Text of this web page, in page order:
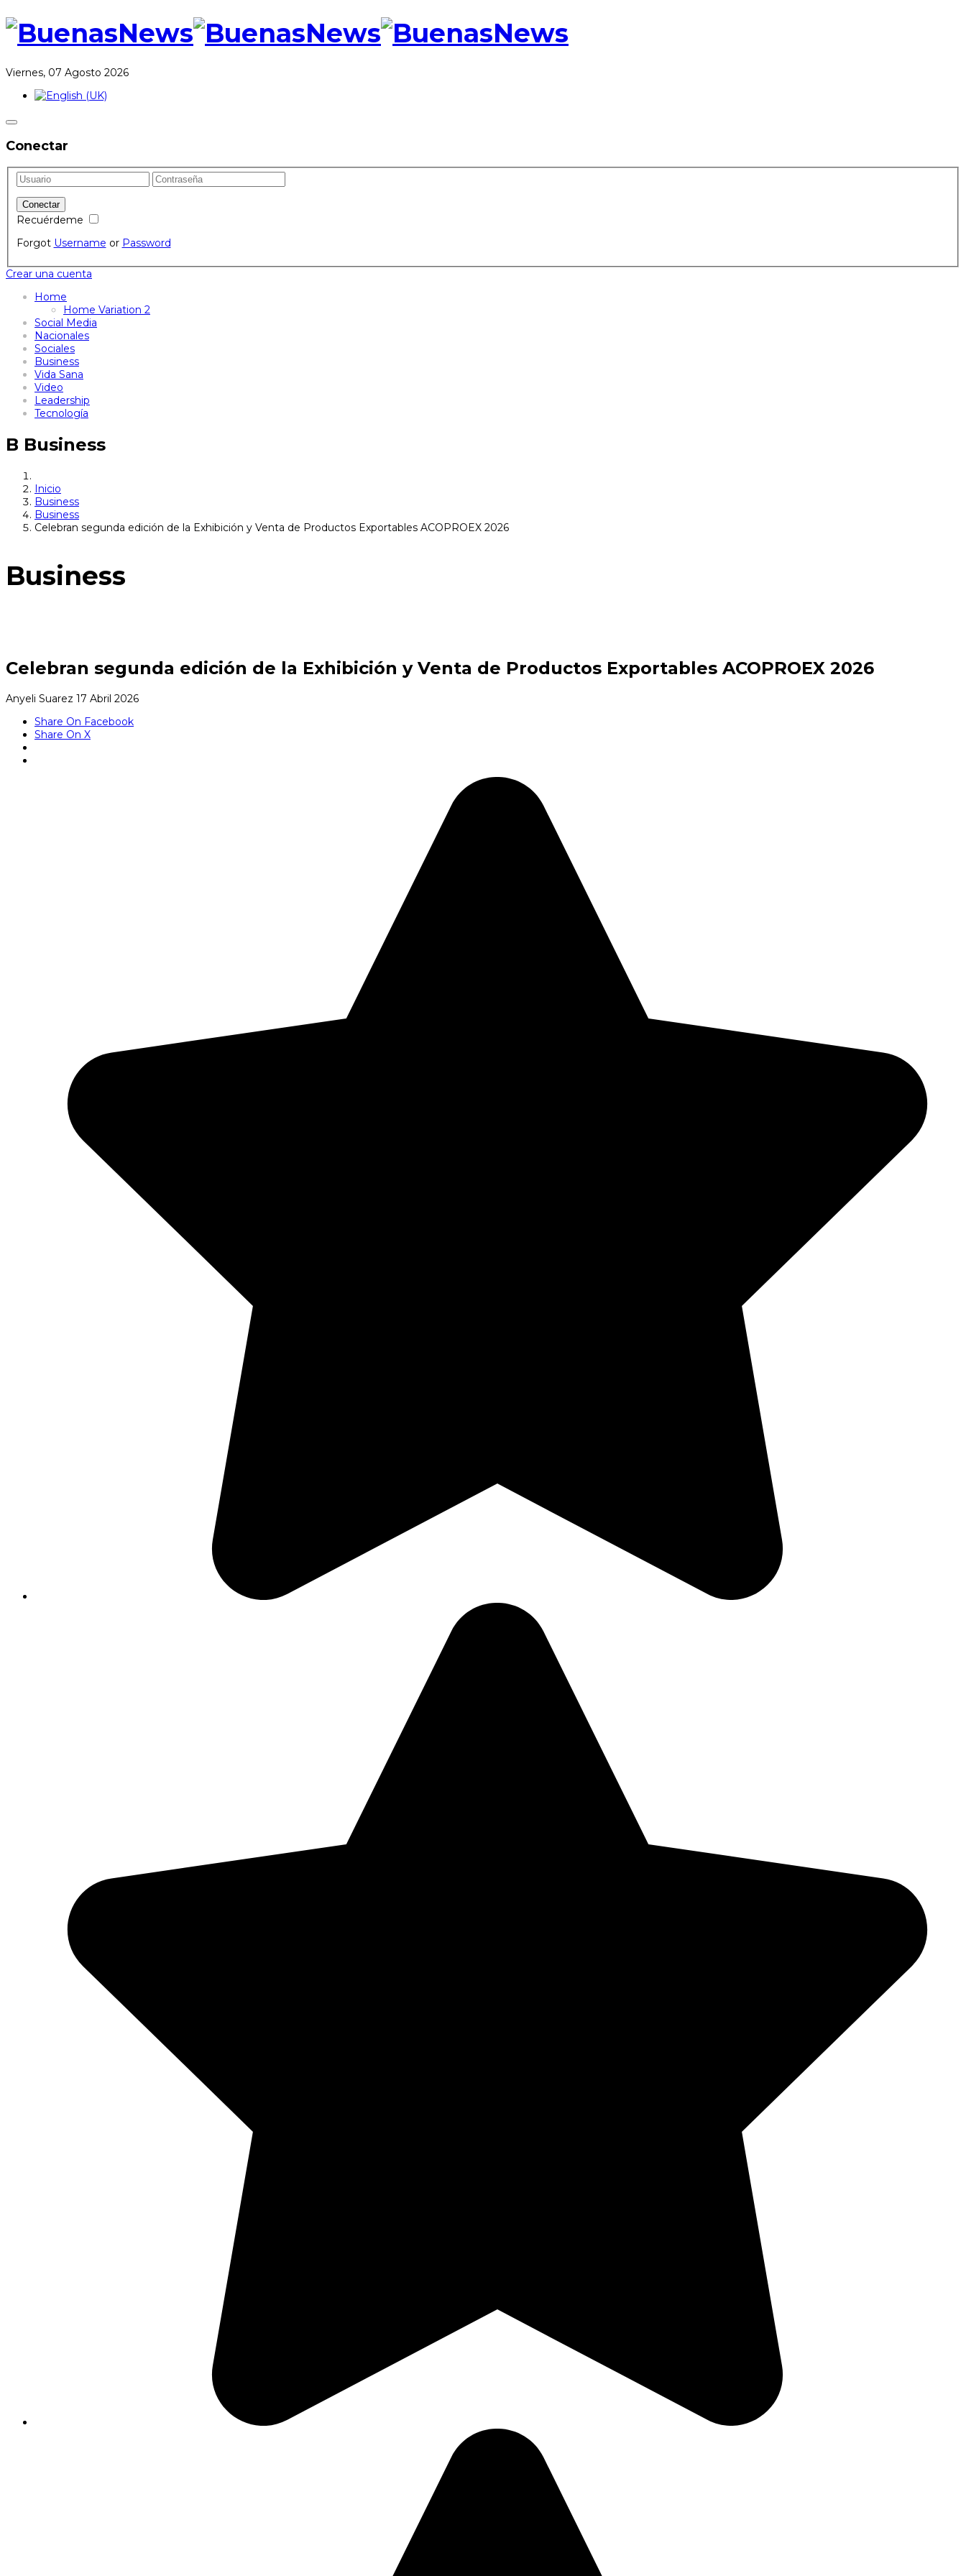
Viernes, 07 Agosto 2026
Conectar
Recuérdeme
Forgot Username or Password
Crear una cuenta
Home
Home Variation 2
Social Media
Nacionales
Sociales
Business
Vida Sana
Video
Leadership
Tecnología
B Business
Inicio
Business
Business
Celebran segunda edición de la Exhibición y Venta de Productos Exportables ACOPROEX 2026
Business
Celebran segunda edición de la Exhibición y Venta de Productos Exportables ACOPROEX 2026
Anyeli Suarez 17 Abril 2026
Share On Facebook
Share On X